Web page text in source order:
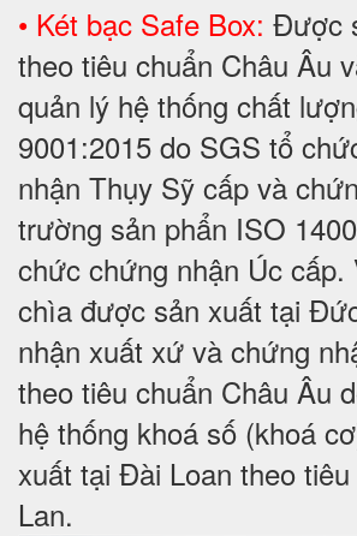
• Két bạc Safe Box: Được
theo tiêu chuẩn Châu Âu
quản lý hệ thống chất
9001:2015 do SGS tổ
nhận Thụy Sỹ cấp và
trường sản phẩn ISO
chức chứng nhận Úc cấp.
chìa được sản xuất tại
nhận xuất xứ và chứng
theo tiêu chuẩn Châu Âu
hệ thống khoá số (khoá
xuất tại Đài Loan theo
Lan.